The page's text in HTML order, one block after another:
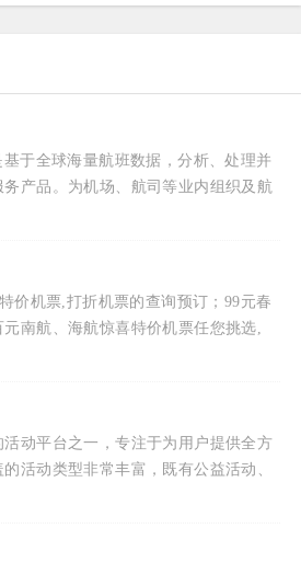
于全球海量航班数据，分析、处理并
产品。为机场、航司等业内组织及航
者、旅客等提供各维度的航
价机票,打折机票的查询预订；99元春
南航、海航惊喜特价机票任您挑选,
折扣机票一网打尽，更多打折机票
动平台之一，专注于为用户提供全方
活动类型非常丰富，既有公益活动、
括户外旅行、演出展览、音乐会、交